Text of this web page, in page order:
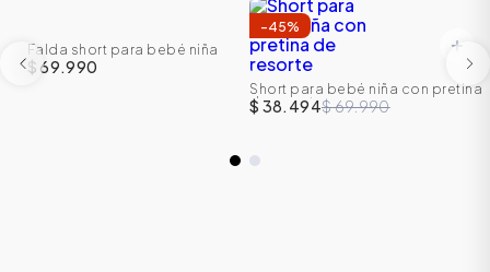
Falda short para bebé niña
$ 69.990
-45%
Short para bebé niña con pretina
de resorte
$ 38.494$ 69.990